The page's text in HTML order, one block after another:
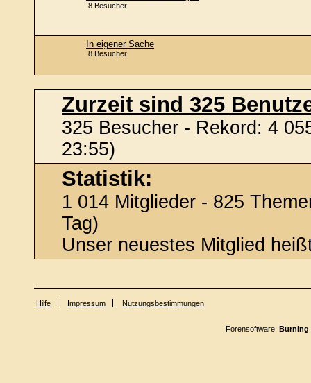
8 Besucher
In eigener Sache
8 Besucher
Zurzeit sind 325
325 Besucher - Rekord: 4
23:55)
Statistik:
1 014 Mitglieder - 825
Tag)
Unser neuestes Mitglied
Hilfe Impressum Nutzungsbestimmungen
Forensoftware: Burning